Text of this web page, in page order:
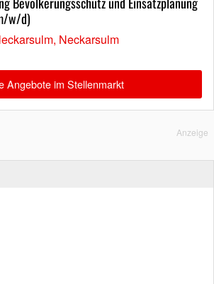
w/d)
Neckarsulm
Angebote im Stellenmarkt
Anzeige